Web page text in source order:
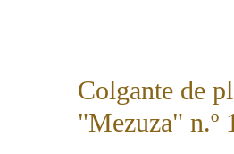
Colgante de
"Mezuza" n.º 1